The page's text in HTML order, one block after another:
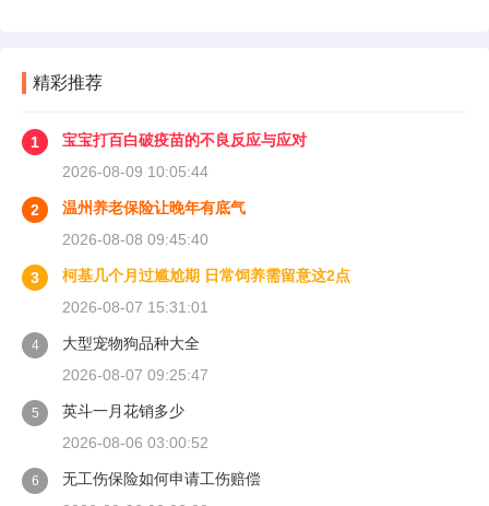
精彩推荐
1
宝宝打百白破疫苗的不良反应与应对
2026-08-09 10:05:44
2
温州养老保险让晚年有底气
2026-08-08 09:45:40
3
柯基几个月过尴尬期 日常饲养需留意这2点
2026-08-07 15:31:01
4
大型宠物狗品种大全
2026-08-07 09:25:47
5
英斗一月花销多少
2026-08-06 03:00:52
6
无工伤保险如何申请工伤赔偿